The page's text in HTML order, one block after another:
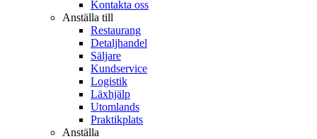
Kontakta oss
Anställa till
Restaurang
Detaljhandel
Säljare
Kundservice
Logistik
Läxhjälp
Utomlands
Praktikplats
Anställa